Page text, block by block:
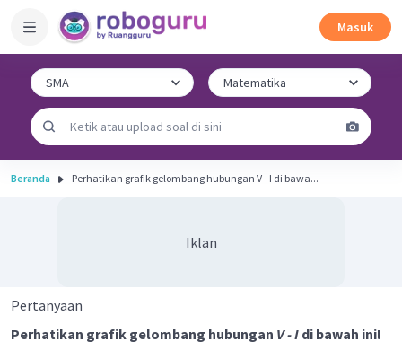
Masuk
Beranda Perhatikan grafik gelombang hubungan V - I di bawa...
Iklan
Pertanyaan
Perhatikan grafik gelombang hubungan V - I di bawah ini!